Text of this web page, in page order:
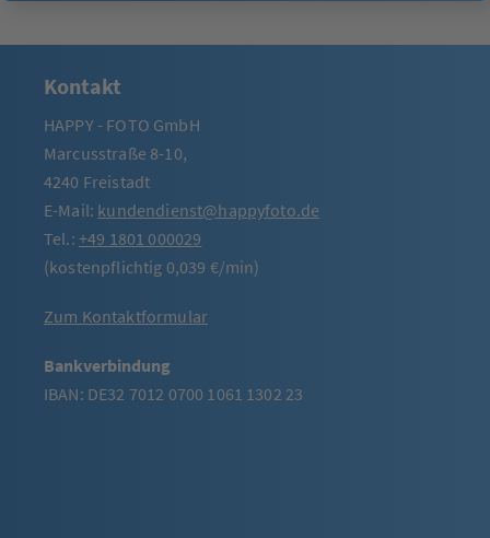
Kontakt
HAPPY - FOTO GmbH
Marcusstraße 8-10,
4240 Freistadt
E-Mail: kundendienst@happyfoto.de
Tel.: +49 1801 000029
(kostenpflichtig 0,039 €/min)
Zum Kontaktformular
Bankverbindung
IBAN: DE32 7012 0700 1061 1302 23